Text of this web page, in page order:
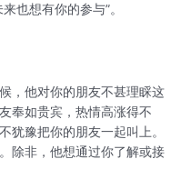
也想有你的参与”。
，他对你的朋友不甚理睬这
奉如贵宾，热情高涨得不
犹豫把你的朋友一起叫上。
除非，他想通过你了解或接